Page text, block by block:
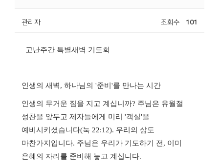
관리자 조회수 101
고난주간 특별새벽 기도회
인생의 새벽, 하나님의 '준비 '를 만나는 시간
인생의 무거운 짐을 지고 계십니까? 주님은 유월절
성찬을 앞두고 제자들에게 미리 '객실'을
예비시키셨습니다(눅 22:12). 우리의 삶도
마찬가지입니다. 주님은 우리가 기도하기 전 , 이미
은혜의 자리를 준비해 놓고 계십니다.